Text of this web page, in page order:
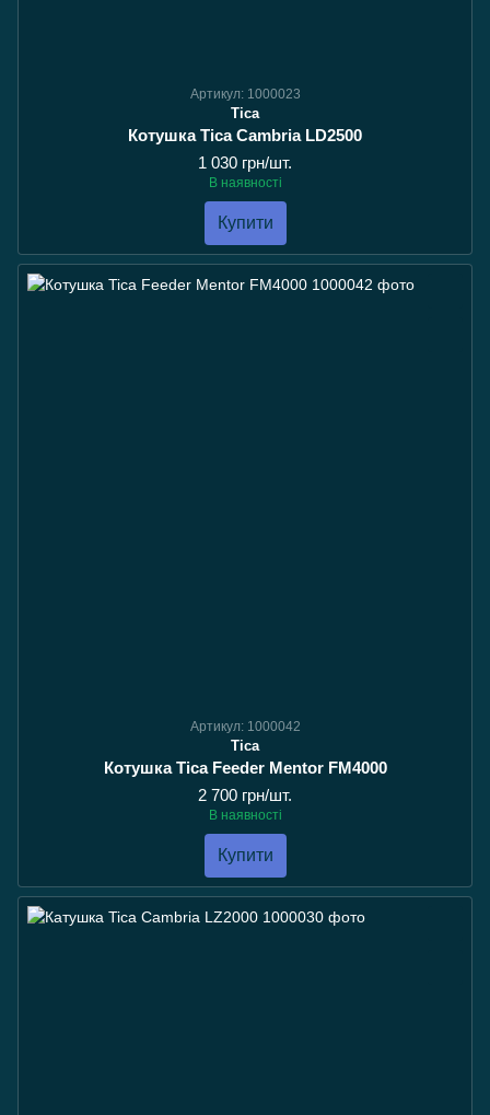
Артикул: 1000023
Tica
Котушка Tica Cambria LD2500
1 030 грн/шт.
В наявності
Купити
Артикул: 1000042
Tica
Котушка Tica Feeder Mentor FM4000
2 700 грн/шт.
В наявності
Купити